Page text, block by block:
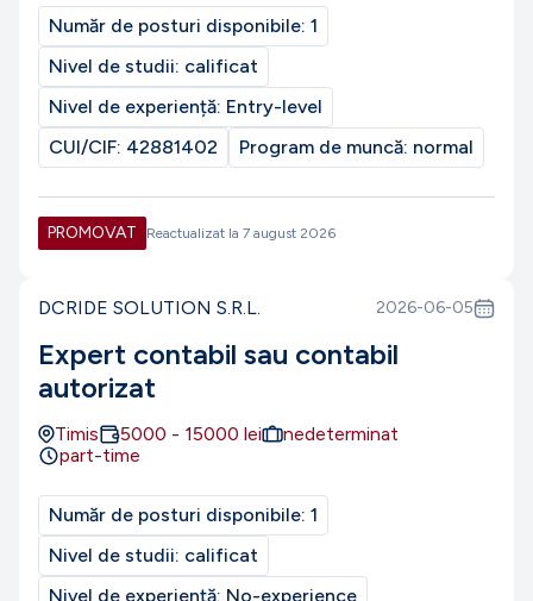
Număr de posturi disponibile: 1
Nivel de studii: calificat
Nivel de experiență: Entry-level
CUI/CIF: 42881402 Program de muncă: normal
PROMOVAT Reactualizat la 7 august 2026
DCRIDE SOLUTION S.R.L. 2026-06-05
Expert contabil sau contabil
autorizat
Timis 5000 - 15000 lei
nedeterminat
part-time
Număr de posturi disponibile: 1
Nivel de studii: calificat
Nivel de experiență: No-experience